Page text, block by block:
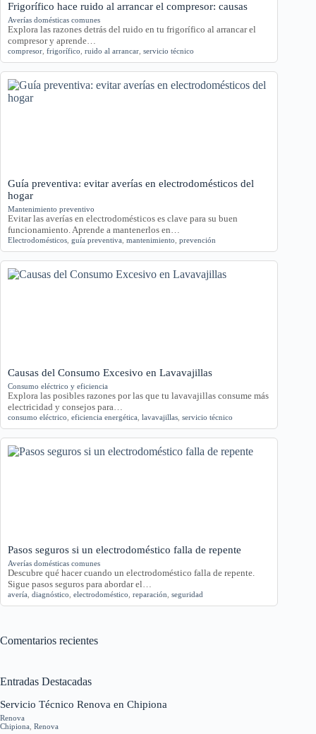
Frigorífico hace ruido al arrancar el compresor: causas
Averías domésticas comunes
Explora las razones detrás del ruido en tu frigorífico al arrancar el
compresor y aprende…
compresor frigorífico ruido al arrancar servicio técnico
Guía preventiva: evitar averías en electrodomésticos del
hogar
Mantenimiento preventivo
Evitar las averías en electrodomésticos es clave para su buen
funcionamiento. Aprende a mantenerlos en…
Electrodomésticos guía preventiva mantenimiento prevención
Causas del Consumo Excesivo en Lavavajillas
Consumo eléctrico y eficiencia
Explora las posibles razones por las que tu lavavajillas consume más
electricidad y consejos para…
consumo eléctrico eficiencia energética lavavajillas servicio técnico
Pasos seguros si un electrodoméstico falla de repente
Averías domésticas comunes
Descubre qué hacer cuando un electrodoméstico falla de repente.
Sigue pasos seguros para abordar el…
avería diagnóstico electrodoméstico reparación seguridad
Comentarios recientes
Entradas Destacadas
Servicio Técnico Renova en Chipiona
Renova
Chipiona Renova